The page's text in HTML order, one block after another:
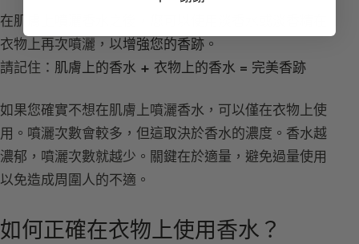
在肌膚上噴灑香水之後，您可以使用淡香水或淡香精在
衣物上再次噴灑，以增強您的香跡 。
請記住： 肌膚上的香水 + 衣物上的香水 = 完美香跡
如果您確實不想在肌膚上噴灑香水，可以僅在衣物上使
用。噴灑次數會較多，但這取決於香水的濃度。香水越
濃郁，噴灑次數就越少。關鍵在於適量，避免過量使用
以免造成周圍人的不適。
如何正確在衣物上使用香水？